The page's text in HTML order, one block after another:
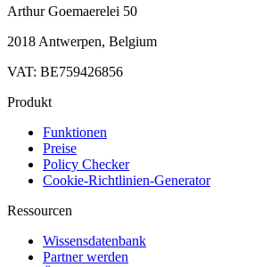
Arthur Goemaerelei 50
2018 Antwerpen, Belgium
VAT: BE759426856
Produkt
Funktionen
Preise
Policy Checker
Cookie-Richtlinien-Generator
Ressourcen
Wissensdatenbank
Partner werden